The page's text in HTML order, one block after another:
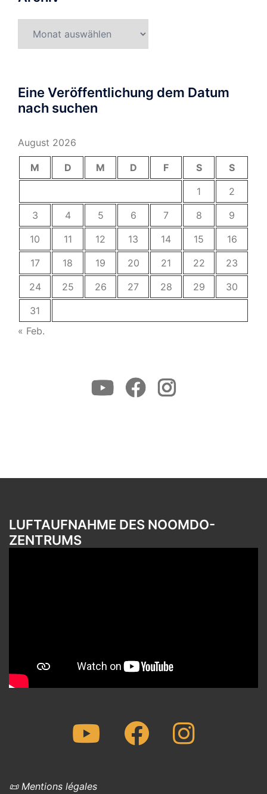
Eine Veröffentlichung dem Datum
nach suchen
August 2026
M D M D F S
S
1
2
3
4 5 6 7 8
9
10
11 12 13 14 15
16
17
18 19 20 21 22
23
24
25 26 27 28 29
30
31
« Feb.
Youtube FacebookInstagram
LUFTAUFNAHME DES NOOMDO-
ZENTRUMS
Youtube Facebook
📜 Mentions légales